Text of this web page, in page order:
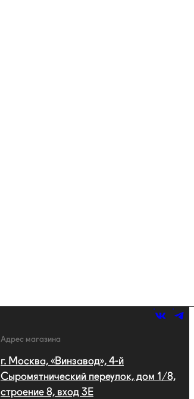
Адрес магазина
г. Москва, «Винзавод», 4-й
Сыромятнический переулок, дом 1/8,
строение 8, вход 3E